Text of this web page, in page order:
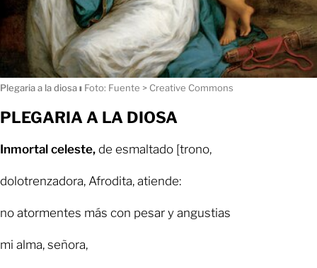
Plegaria a la diosaı Foto: Fuente > Creative Commons
PLEGARIA A LA DIOSA
Inmortal celeste, de esmaltado [trono,
dolotrenzadora, Afrodita, atiende:
no atormentes más con pesar y angustias
mi alma, señora,